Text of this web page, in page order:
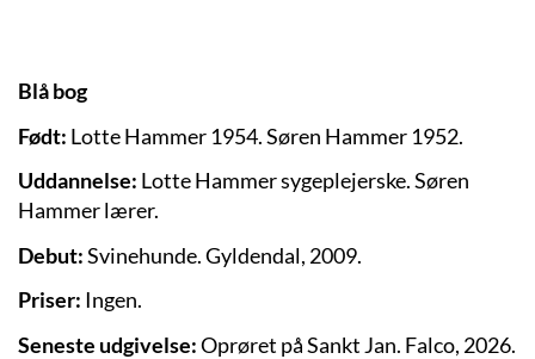
Blå bog
Født: Lotte Hammer 1954. Søren Hammer 1952.
Uddannelse: Lotte Hammer sygeplejerske. Søren
Hammer lærer.
Debut:Svinehunde. Gyldendal, 2009.
Priser: Ingen.
Seneste udgivelse:Oprøret på Sankt Jan. Falco, 2026.